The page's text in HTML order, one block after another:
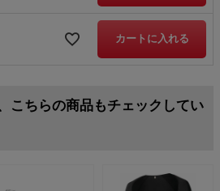
カートに入れる
こちらの商品もチェックしてい